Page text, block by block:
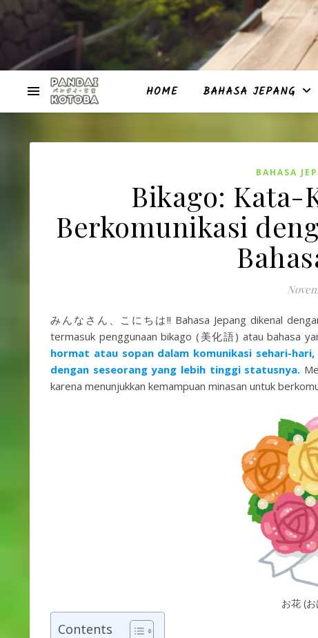
HOME BAHASA JEPANG
BAHASA
Bikago: Kata-
Berkomunikasi
みんなさん、こにちは!! Bahasa Jepang dikenal
termasuk penggunaan bikago (美化語) atau bahasa
hormat atau sopan dalam komunikasi sehari-
dengan seseorang yang lebih tinggi statusnya.
karena menunjukkan kemampuan minasan untuk
お花 (
Contents